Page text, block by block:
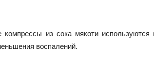
из сока мякоти используются
воспалений.